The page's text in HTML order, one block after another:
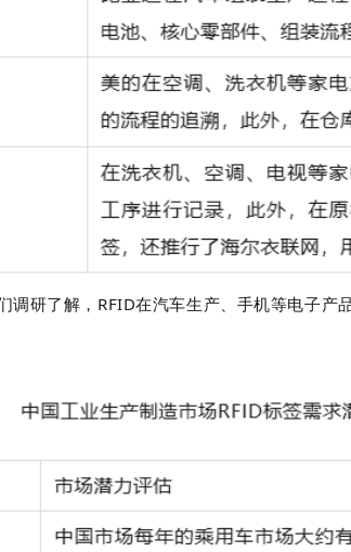
调研了解， RFID在汽车生产、手机等电子产
测温是指什么服
读卡器具备芯片测
殊测温芯片标签，如特
身上 ，我司UHF读卡
气瓶电子化管理系统
RFID电子标签可以封装于多
碱、抗冲击等物理性能的非
具有抗恶劣环境的特性；同
息存储功能，面对使用环境
气瓶，用RFID电子标签对其
术，每个工业气瓶拥有一个
测、充气及相关操作人员的